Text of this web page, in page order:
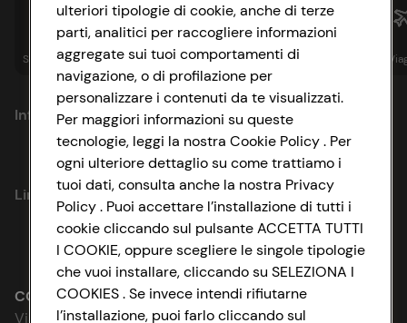
Spesa online Assicurazioni Sapori& Istituzionale
Informazioni
Privacy Policy
Cookie Policy
Impostazioni Cookie
Accessibilità
Link utili
Lavora con noi
Le cooperative
CONAD SOCIETÀ COOPERATIVA
Via Michelino, 59 | 40127 BOLOGNA
ulteriori tipologie di cookie, anche di terze
parti, analitici per raccogliere informazioni
aggregate sui tuoi comportamenti di
navigazione, o di profilazione per
personalizzare i contenuti da te visualizzati.
Per maggiori informazioni su queste
tecnologie, leggi la nostra Cookie Policy . Per
ogni ulteriore dettaglio su come trattiamo i
tuoi dati, consulta anche la nostra Privacy
Policy . Puoi accettare l’installazione di tutti i
cookie cliccando sul pulsante ACCETTA TUTTI
I COOKIE, oppure scegliere le singole tipologie
che vuoi installare, cliccando su SELEZIONA I
COOKIES . Se invece intendi rifiutarne
l’installazione, puoi farlo cliccando sul